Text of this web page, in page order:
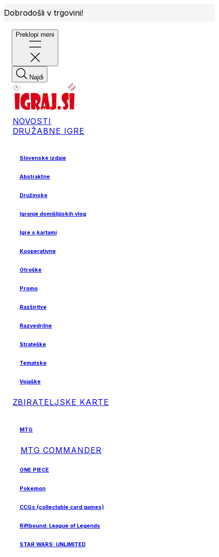
Dobrodošli v trgovini!
Preklopi meni
Najdi
NOVOSTI
DRUŽABNE IGRE
Slovenske izdaje
Abstraktne
Družinske
Igranje domišljijskih vlog
Igre s kartami
Kooperativne
Otroške
Promo
Razširitve
Razvedrilne
Strateške
Tematske
Vojaške
ZBIRATELJSKE KARTE
MTG
MTG COMMANDER
ONE PIECE
Pokemon
CCGs (collectable card games)
Riftbound: League of Legends
STAR WARS: UNLIMITED